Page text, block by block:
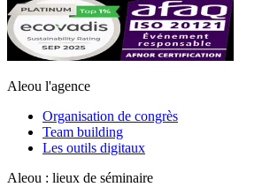
Aleou l'agence
Organisation de congrès
Team building
Les outils digitaux
Aleou : lieux de séminaire